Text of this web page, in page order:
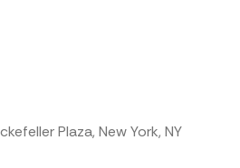
Plaza, New York, NY